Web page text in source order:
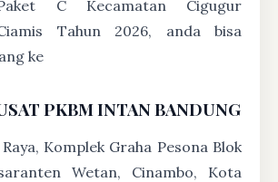
C Kecamatan Cigugur
Tahun 2026, anda bisa
ke
PKBM INTAN BANDUNG
Komplek Graha Pesona Blok
Wetan, Cinambo, Kota